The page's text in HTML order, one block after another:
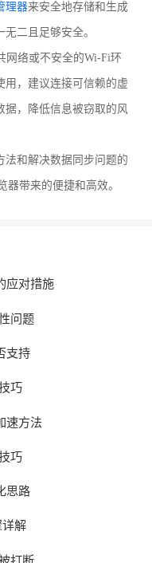
理器来安全地存储和生成
二且足够安全。
网络或不安全的Wi-Fi环
用，建议连接可信赖的虚
据，降低信息被窃取的风
法和解决数据同步问题的
器带来的便捷和高效。
应对措施
问题
支持
巧
速方法
巧
思路
解
打断